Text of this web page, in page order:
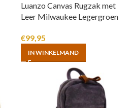
Luanzo Canvas Rugzak met
Leer Milwaukee Legergroen
€99,95
IN WINKELMAND